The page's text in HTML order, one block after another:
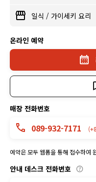
일식 / 가이세키 요리
온라인 예약
매장 전화번호
089-932-7171
예약은 모두 웹폼을 통해 접수하여
안내 데스크 전화번호